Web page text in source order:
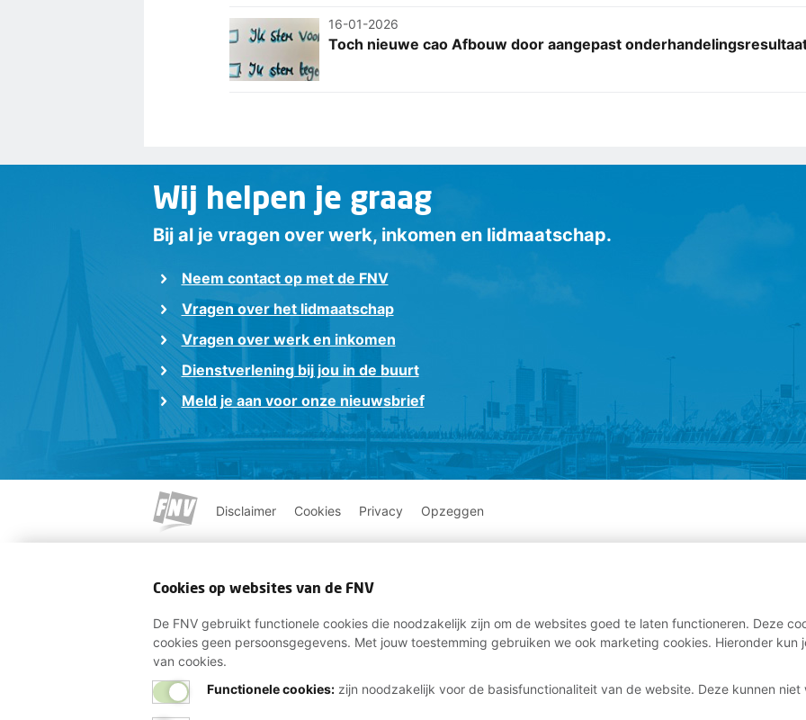
16-01-2026
Toch nieuwe cao Afbouw door aangepast
Wij helpen je graag
Bij al je vragen over werk, inkomen en lidmaatschap.
Neem contact op met de FNV
Vragen over het lidmaatschap
Vragen over werk en inkomen
Dienstverlening bij jou in de buurt
Meld je aan voor onze nieuwsbrief
Disclaimer Cookies Privacy Opzeggen
Cookies op websites van de FNV
De FNV gebruikt functionele cookies die noodzakelijk zijn om de websites goed te laten functioneren. Deze
cookies geen persoonsgegevens. Met jouw toestemming gebruiken we ook marketing cookies. Hieronder
van cookies.
Functionele cookies:zijn noodzakelijk voor de basisfunctionaliteit van de website. Deze kunnen niet